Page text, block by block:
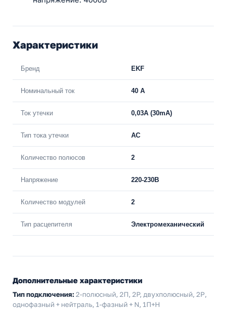
Характеристики
Бренд EKF
Номинальный ток 40 A
Ток утечки 0,03A (30mA)
Тип тока утечки AC
Количество полюсов 2
Напряжение 220-230В
Количество модулей 2
Тип расцепителя Электромеханический
Дополнительные характеристики
Тип подключения:2-полюсный, 2П, 2P, двухполюсный, 2Р,
однофазный + нейтраль, 1-фазный + N, 1П+Н